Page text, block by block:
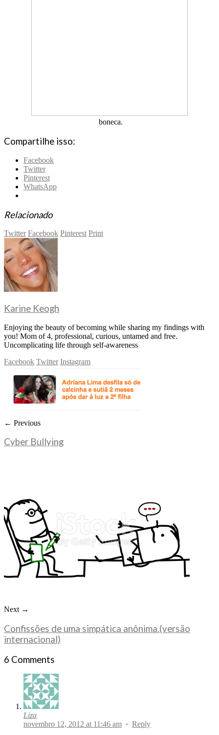
boneca.
Compartilhe isso:
Facebook
Twitter
Pinterest
WhatsApp
Relacionado
Twitter Facebook Pinterest Print
Karine Keogh
Enjoying the beauty of becoming while sharing my findings with
you! Mom of 4, professional, curious, untamed and free.
Uncomplicating life through self-awareness
Facebook Twitter Instagram
← Previous
Cyber Bullying
Next →
Confissões de uma simpática anônima.(versão
internacional)
6 Comments
Liza
novembro 12, 2012 at 11:46 am · Reply